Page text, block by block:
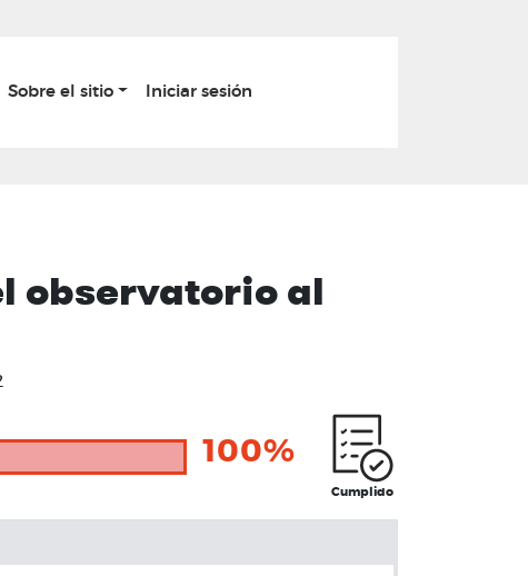
Sobre el sitio Iniciar sesión
observatorio al
100%
Cumplido